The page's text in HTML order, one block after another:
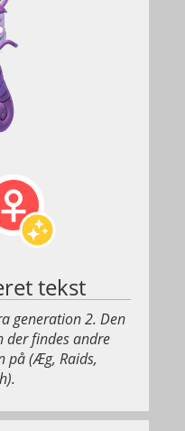
tekst
generation 2. Den
der findes andre
på (Æg, Raids,